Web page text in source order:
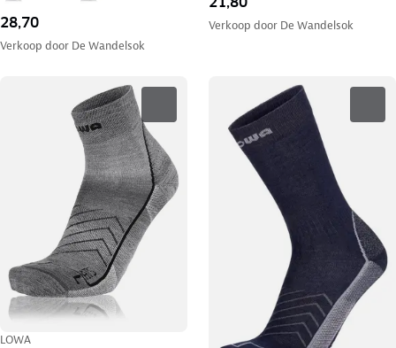
28,70
Verkoop door De Wandelsok
Verkoop door De Wandelsok
LOWA